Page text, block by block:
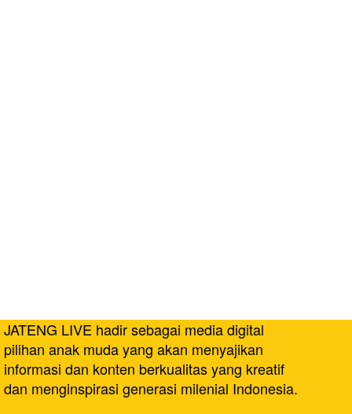
JATENG LIVE hadir sebagai media digital
pilihan anak muda yang akan menyajikan
informasi dan konten berkualitas yang kreatif
dan menginspirasi generasi milenial Indonesia.